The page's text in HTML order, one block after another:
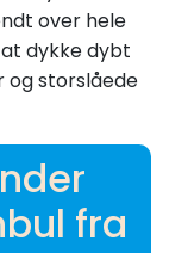
over hele
dykke dybt
og storslåede
fra